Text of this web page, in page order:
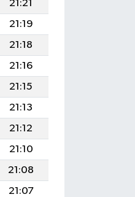
21:21
21:19
21:18
21:16
21:15
21:13
21:12
21:10
21:08
21:07